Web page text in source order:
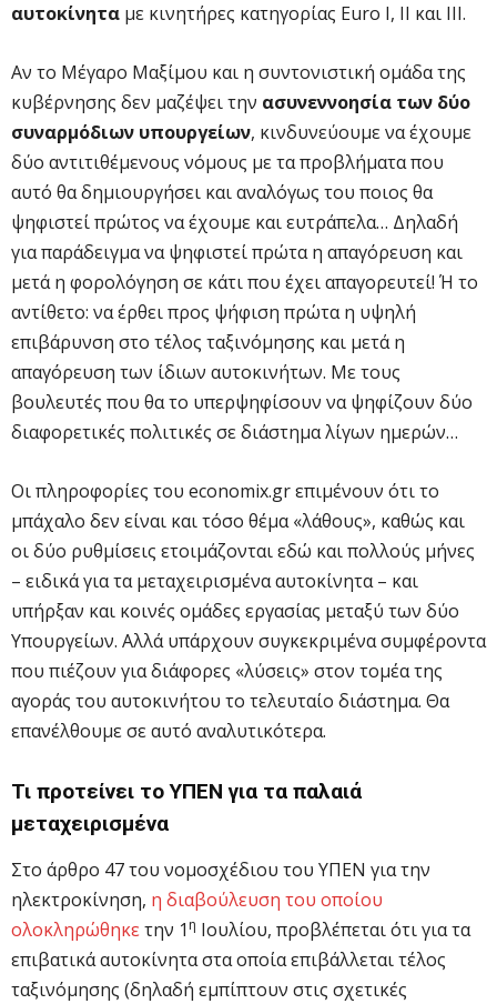
αυτοκίνητα με κινητήρες κατηγορίας Euro Ι, ΙΙ και ΙΙΙ.
Αν το Μέγαρο Μαξίμου και η συντονιστική ομάδα της
κυβέρνησης δεν μαζέψει την ασυνεννοησία των δύο
συναρμόδιων υπουργείων, κινδυνεύουμε να έχουμε
δύο αντιτιθέμενους νόμους με τα προβλήματα που
αυτό θα δημιουργήσει και αναλόγως του ποιος θα
ψηφιστεί πρώτος να έχουμε και ευτράπελα… Δηλαδή
για παράδειγμα να ψηφιστεί πρώτα η απαγόρευση και
μετά η φορολόγηση σε κάτι που έχει απαγορευτεί! Ή το
αντίθετο: να έρθει προς ψήφιση πρώτα η υψηλή
επιβάρυνση στο τέλος ταξινόμησης και μετά η
απαγόρευση των ίδιων αυτοκινήτων. Με τους
βουλευτές που θα το υπερψηφίσουν να ψηφίζουν δύο
διαφορετικές πολιτικές σε διάστημα λίγων ημερών…
Οι πληροφορίες του economix.gr επιμένουν ότι το
μπάχαλο δεν είναι και τόσο θέμα «λάθους», καθώς και
οι δύο ρυθμίσεις ετοιμάζονται εδώ και πολλούς μήνες
– ειδικά για τα μεταχειρισμένα αυτοκίνητα – και
υπήρξαν και κοινές ομάδες εργασίας μεταξύ των δύο
Υπουργείων. Αλλά υπάρχουν συγκεκριμένα συμφέροντα
που πιέζουν για διάφορες «λύσεις» στον τομέα της
αγοράς του αυτοκινήτου το τελευταίο διάστημα. Θα
επανέλθουμε σε αυτό αναλυτικότερα.
Τι προτείνει το ΥΠΕΝ για τα παλαιά
μεταχειρισμένα
Στο άρθρο 47 του νομοσχέδιου του ΥΠΕΝ για την
ηλεκτροκίνηση, η διαβούλευση του οποίου
ολοκληρώθηκετην 1 η Ιουλίου, προβλέπεται ότι για τα
επιβατικά αυτοκίνητα στα οποία επιβάλλεται τέλος
ταξινόμησης (δηλαδή εμπίπτουν στις σχετικές